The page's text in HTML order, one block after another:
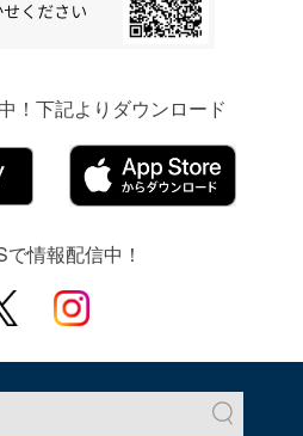
！下記よりダウンロード
情報配信中！